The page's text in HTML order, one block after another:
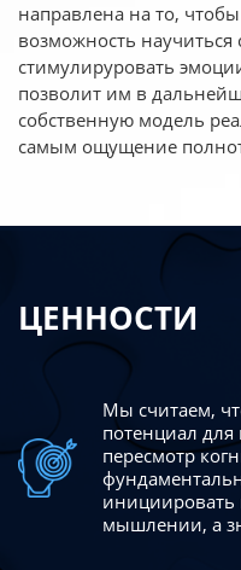
направлена на то,
возможность научиться
стимулируровать
позволит им в
собственную модель
самым ощущение
ЦЕННОСТИ
Мы считаем,
потенциал
пересмотр
инициировать
мышлении, а